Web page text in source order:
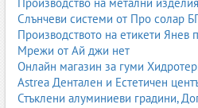
Слънчеви системи от Про солар
Производството на етикети Янев
Мрежи от Ай джи нет
Онлайн магазин за гуми
Astrea Дентален и Естетичен
Стъклени алуминиеви градини,